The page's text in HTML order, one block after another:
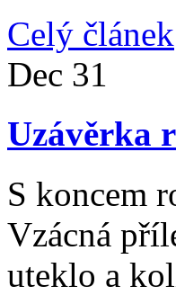
Celý článek
Dec 31
Uzávěrka
S koncem
Vzácná
uteklo a